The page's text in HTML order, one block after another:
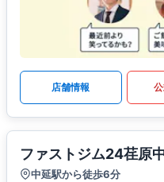
店舗情報
ファストジム24荏原
中延駅から徒歩6分